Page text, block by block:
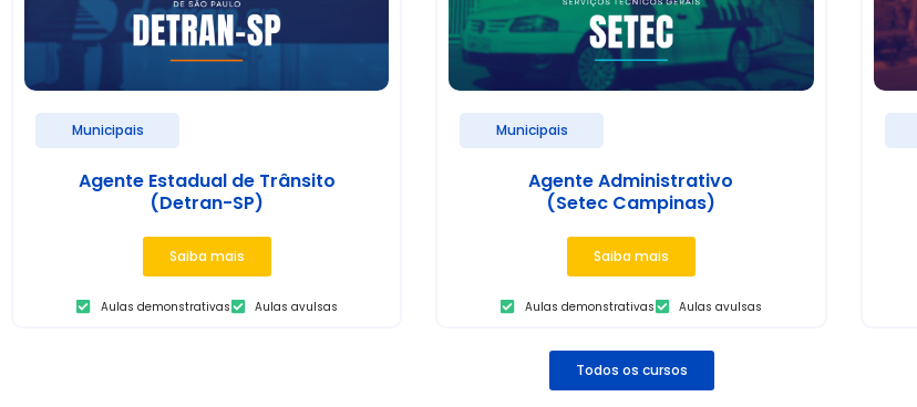
Municipais
Agente Estadual de Trânsito
(Detran-SP)
Saiba mais
Aulas demonstrativas Aulas avulsas
Municipais
Agente Administrativo
(Setec Campinas)
Saiba mais
Aulas demonstrativas Aulas avulsas
Todos os cursos